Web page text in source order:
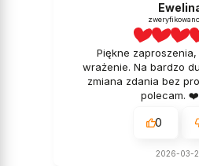
zweryfikowano
Piękne
wrażenie. Na bardzo
zmiana zdania bez
polecam.
0
2026-03-